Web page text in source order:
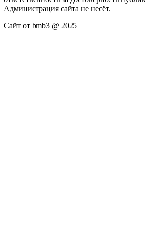
Администрация сайта не несёт.
Сайт от bmb3 @ 2025